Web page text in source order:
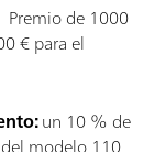
Premio de 1000
€ para el
un 10 % de